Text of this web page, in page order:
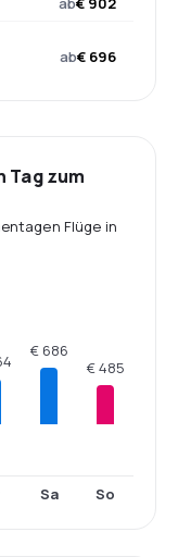
ab€ 696
Tag zum
Flüge in
€ 686
Sa
€ 485
So